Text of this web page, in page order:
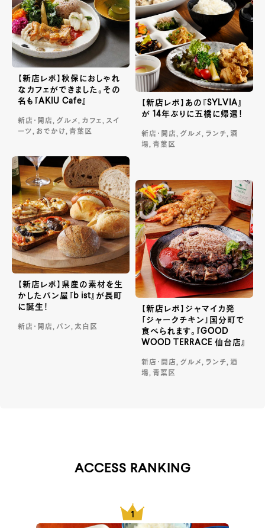
【新店レポ】秋保におしゃれ
なカフェができました。その
名も『AKIU Cafe』
新店・開店, グルメ, カフェ, スイ
ーツ, おでかけ, 青葉区
【新店レポ】あの『SYLVIA』
が 14年ぶりに五橋に帰還！
新店・開店, グルメ, ランチ, 酒
場, 青葉区
【新店レポ】県産の素材を生
かしたパン屋『b ist』が長町
に誕生！
新店・開店, パン, 太白区
【新店レポ】ジャマイカ発
「ジャークチキン」国分町で
食べられます。『GOOD
WOOD TERRACE 仙台店』
新店・開店, グルメ, ランチ, 酒
場, 青葉区
ACCESS RANKING